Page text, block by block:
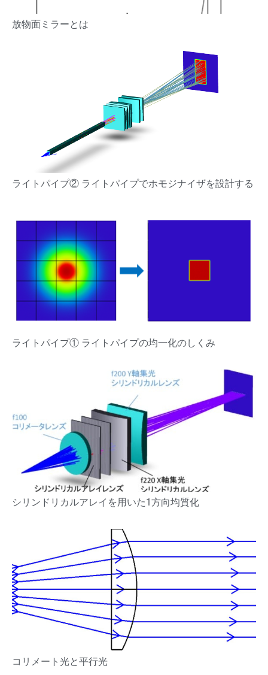
放物面ミラーとは
ライトパイプ② ライトパイプでホモジナイザを設計する
ライトパイプ① ライトパイプの均一化のしくみ
シリンドリカルアレイを用いた1方向均質化
コリメート光と平行光